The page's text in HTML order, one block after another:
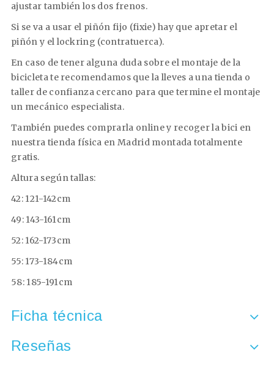
ajustar también los dos frenos.
Si se va a usar el piñón fijo (fixie) hay que apretar el
piñón y el lockring (contratuerca).
En caso de tener alguna duda sobre el montaje de la
bicicleta te recomendamos que la lleves a una tienda o
taller de confianza cercano para que termine el montaje
un mecánico especialista.
También puedes comprarla online y recoger la bici en
nuestra tienda física en Madrid montada totalmente
gratis.
Altura según tallas:
42: 121-142cm
49: 143-161cm
52: 162-173cm
55: 173-184cm
58: 185-191cm
Ficha técnica
Reseñas